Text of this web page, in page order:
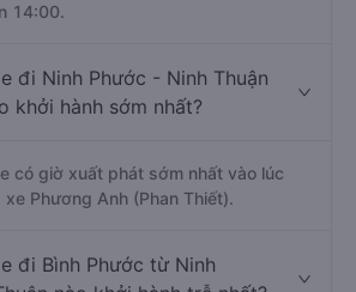
14:00.
đi Ninh Phước - Ninh Thuận
khởi hành sớm nhất?
có giờ xuất phát sớm nhất vào lúc
Phương Anh (Phan Thiết).
đi Bình Phước từ Ninh